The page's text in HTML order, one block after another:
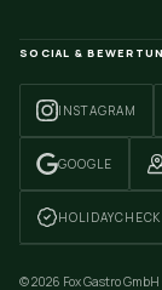
SOCIAL &
INSTAGRAM
GOOGLE
HOLIDAYCHECK
©2026 Fox Gastro